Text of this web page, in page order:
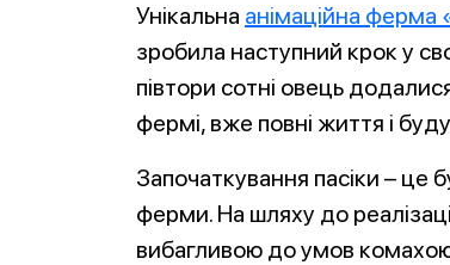
Унікальна анімаційна ферма
зробила наступний крок у
півтори сотні овець
фермі, вже повні життя і
Започаткування пасіки – це
ферми. На шляху до
вибагливою до умов